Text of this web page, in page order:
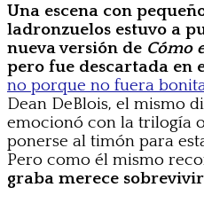
Una escena con
ladronzuelos estuvo a
nueva versión de Cómo
pero fue descartada en
no porque no fuera
Dean DeBlois, el mismo
emocionó con la trilogía
ponerse al timón para
Pero como él mismo
graba merece